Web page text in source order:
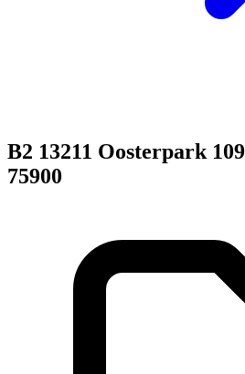
B2 13211 Oosterpark
75900